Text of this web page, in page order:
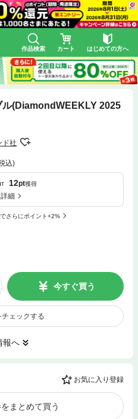
作品検索 カート はじめての方へ
(DiamondWEEKLY 2025
ド社
込)
12pt獲得
細
さらにポイント+2%
今すぐ買う
ェックする
報へ
お気に入り登録
まとめて買う